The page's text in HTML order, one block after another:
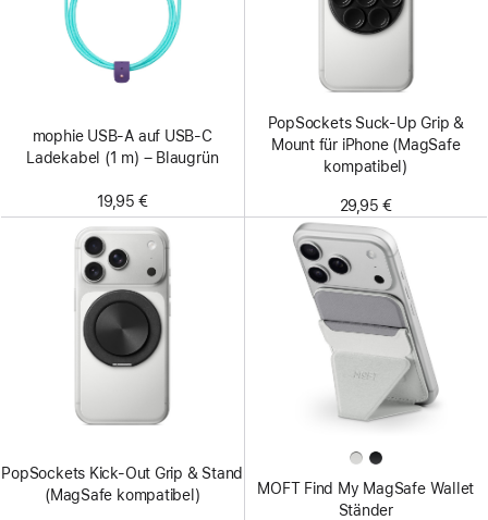
mophie USB‑A auf USB‑C
Ladekabel (1 m) – Blaugrün
19,95 €
PopSockets Suck-Up Grip &
Mount für iPhone (MagSafe
kompatibel)
29,95 €
PopSockets Kick-Out Grip & Stand
(MagSafe kompatibel)
MOFT Find My MagSafe Wallet
Ständer